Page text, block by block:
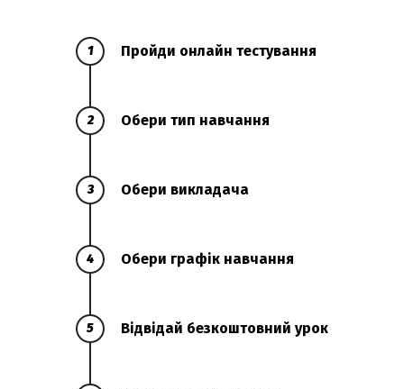
1 Пройди онлайн тестування
2 Обери тип навчання
3 Обери викладача
4 Обери графік навчання
5 Відвідай безкоштовний урок